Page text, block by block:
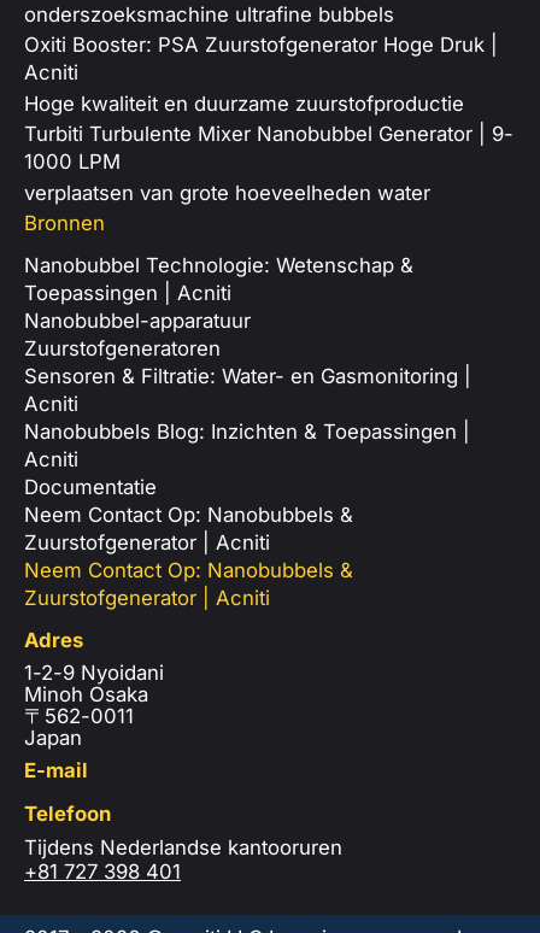
onderszoeksmachine ultrafine bubbels
Oxiti Booster: PSA Zuurstofgenerator Hoge Druk |
Acniti
Hoge kwaliteit en duurzame zuurstofproductie
Turbiti Turbulente Mixer Nanobubbel Generator | 9-
1000 LPM
verplaatsen van grote hoeveelheden water
Bronnen
Nanobubbel Technologie: Wetenschap &
Toepassingen | Acniti
Nanobubbel-apparatuur
Zuurstofgeneratoren
Sensoren & Filtratie: Water- en Gasmonitoring |
Acniti
Nanobubbels Blog: Inzichten & Toepassingen |
Acniti
Documentatie
Neem Contact Op: Nanobubbels &
Zuurstofgenerator | Acniti
Neem Contact Op: Nanobubbels &
Zuurstofgenerator | Acniti
Adres
1-2-9 Nyoidani
Minoh Osaka
〒562-0011
Japan
E-mail
Telefoon
Tijdens Nederlandse kantooruren
+81 727 398 401